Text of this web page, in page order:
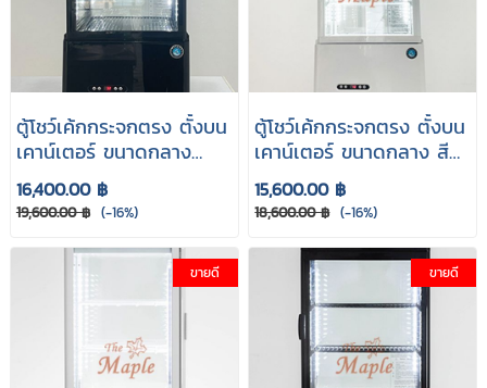
ตู้โชว์เค้กกระจกตรง ตั้งบน
เคาน์เตอร์ ขนาดกลาง
สีดำ AC-78B
16,400.00 ฿
19,600.00 ฿ (-16%)
ตู้โชว์เค้กกระจกตรง ตั้งบน
เคาน์เตอร์ ขนาดกลาง สี
ขาว AC-78
15,600.00 ฿
18,600.00 ฿ (-16%)
ขายดี ขายดี